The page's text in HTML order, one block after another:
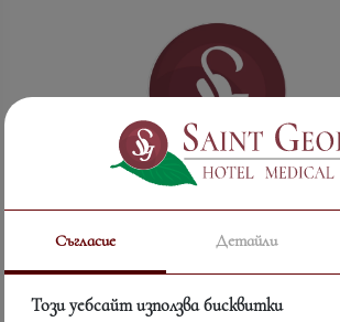
Съгласие Детайли
Този уебсайт използва бисквитки